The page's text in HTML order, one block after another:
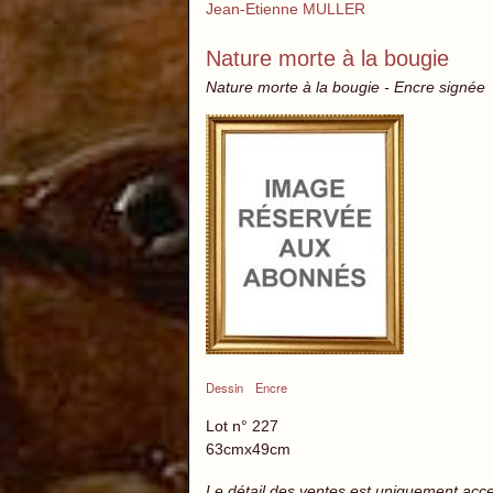
Jean-Etienne MULLER
Nature morte à la bougie
Nature morte à la bougie - Encre signée
Dessin Encre
Lot n° 227
63cmx49cm